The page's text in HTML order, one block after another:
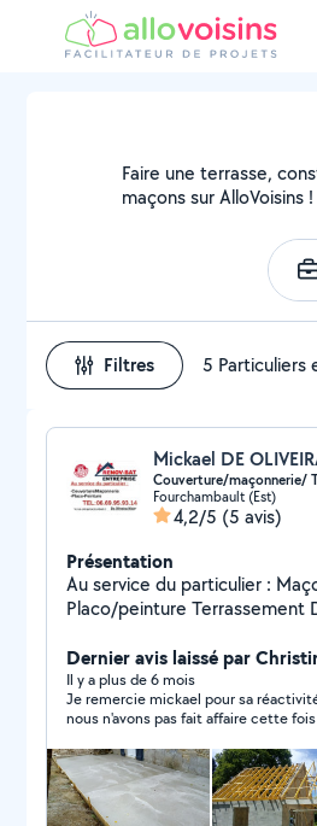
Faire une terrasse,
maçons sur AlloVoisins !
Filtres 5 Particuliers
Couverture/maçonnerie/
Fourchambault (Est)
4,2/5 (5 avis)
Présentation
Au service du particulier : Maçonnerie
Placo/peinture Terrassement Devis gratuit entreprise
pour toute
Dernier avis laissé par
Il y a plus de 6 mois
Je remercie mickael pour sa
nous n'avons pas fait affaire cette